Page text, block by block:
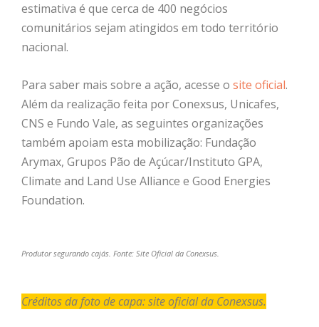
estimativa é que cerca de 400 negócios
comunitários sejam atingidos em todo território
nacional.
Para saber mais sobre a ação, acesse o site oficial.
Além da realização feita por Conexsus, Unicafes,
CNS e Fundo Vale, as seguintes organizações
também apoiam esta mobilização: Fundação
Arymax, Grupos Pão de Açúcar/Instituto GPA,
Climate and Land Use Alliance e Good Energies
Foundation.
Produtor segurando cajás. Fonte: Site Oficial da Conexsus.
Créditos da foto de capa: site oficial da Conexsus.